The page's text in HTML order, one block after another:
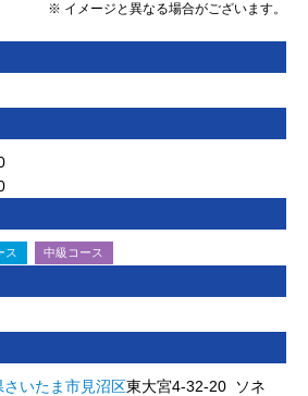
※ イメージと異なる場合がございます。
ス 中級コース
さいたま市見沼区東大宮4-32-20 ソネ